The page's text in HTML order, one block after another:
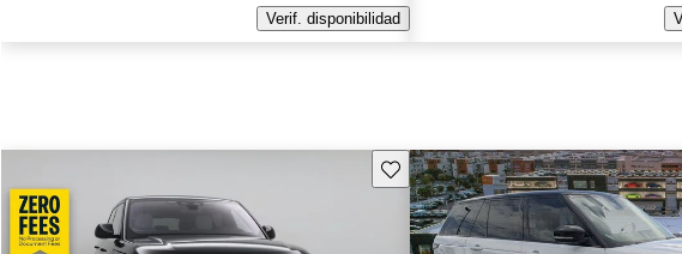
Verif. disponibilidad
Guarda este Aviso